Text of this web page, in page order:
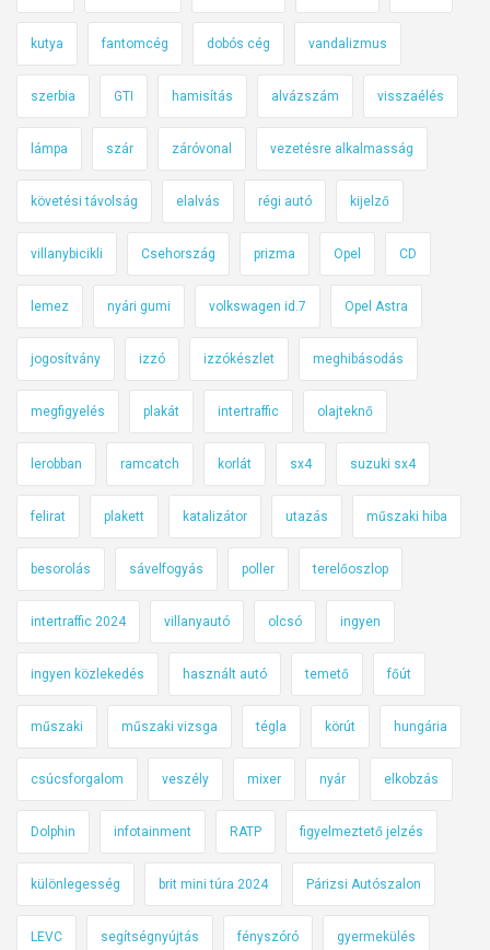
kutya fantomcég dobós cég vandalizmus
szerbia GTI hamisítás alvázszám visszaélés
lámpa szár záróvonal vezetésre alkalmasság
követési távolság elalvás régi autó kijelző
villanybicikli Csehország prizma Opel CD
lemez nyári gumi volkswagen id.7 Opel Astra
jogosítvány izzó izzókészlet meghibásodás
megfigyelés plakát intertraffic olajteknő
lerobban ramcatch korlát sx4 suzuki sx4
felirat plakett katalizátor utazás műszaki hiba
besorolás sávelfogyás poller terelőoszlop
intertraffic 2024 villanyautó olcsó ingyen
ingyen közlekedés használt autó temető főút
műszaki műszaki vizsga tégla körút hungária
csúcsforgalom veszély mixer nyár elkobzás
Dolphin infotainment RATP figyelmeztető jelzés
különlegesség brit mini túra 2024 Párizsi Autószalon
LEVC segítségnyújtás fényszóró gyermekülés